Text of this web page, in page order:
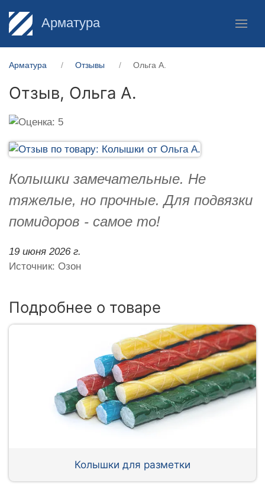
Арматура
Арматура Отзывы Ольга А.
Отзыв, Ольга А.
Колышки замечательные. Не
тяжелые, но прочные. Для подвязки
помидоров - самое то!
19 июня 2026 г.
Источник: Озон
Подробнее о товаре
Колышки для разметки